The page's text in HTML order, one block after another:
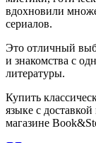
вдохновили
сериалов.
Это отличный
и знакомства с
литературы.
Купить
языке с
магазине